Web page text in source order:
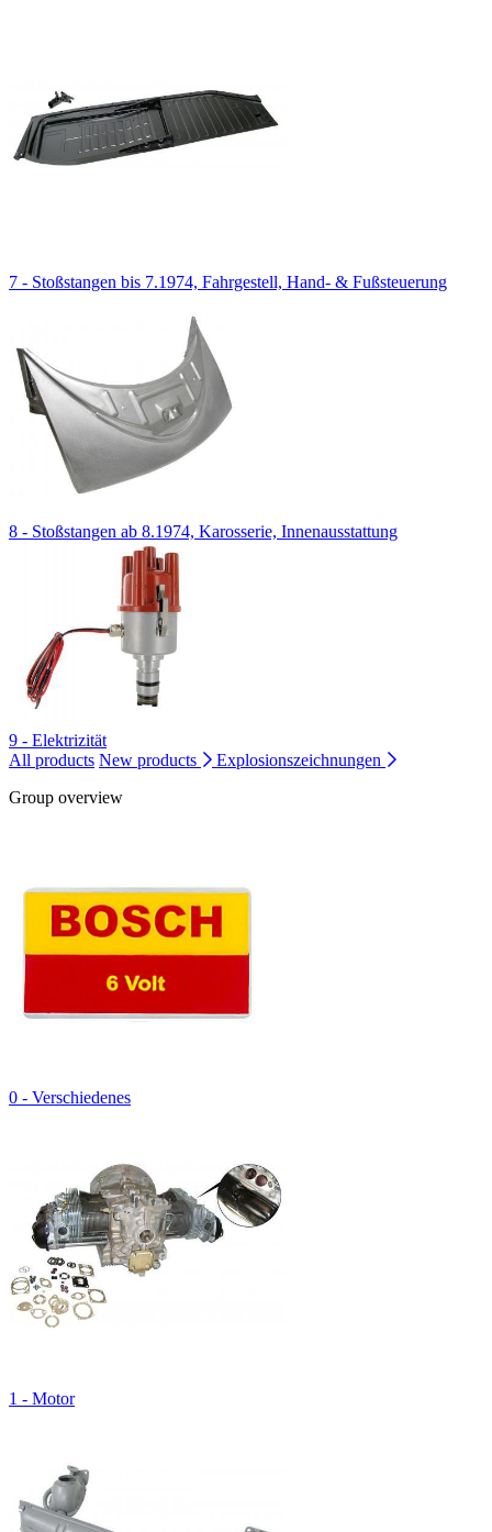
7 - Stoßstangen bis 7.1974, Fahrgestell, Hand- & Fußsteuerung
8 - Stoßstangen ab 8.1974, Karosserie, Innenausstattung
9 - Elektrizität
All products New products
Explosionszeichnungen
Group overview
0 - Verschiedenes
1 - Motor